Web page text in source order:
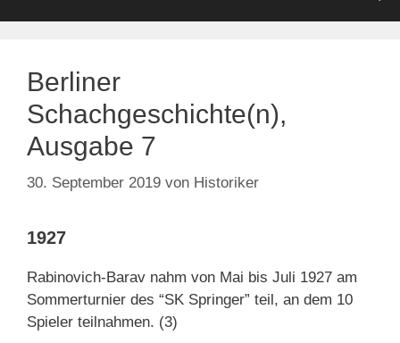
Berliner
Schachgeschichte(n),
Ausgabe 7
30. September 2019 von Historiker
1927
Rabinovich-Barav nahm von Mai bis Juli 1927 am
Sommerturnier des “SK Springer” teil, an dem 10
Spieler teilnahmen. (3)